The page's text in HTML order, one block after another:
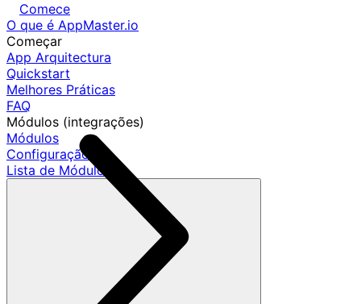
Comece
O que é AppMaster.io
Começar
App Arquitectura
Quickstart
Melhores Práticas
FAQ
Módulos (integrações)
Módulos
Configuração
Lista de Módulos